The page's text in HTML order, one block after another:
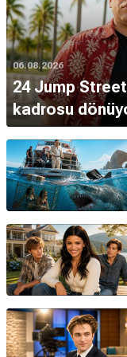
06.08.2026
24 Jump
kadrosu